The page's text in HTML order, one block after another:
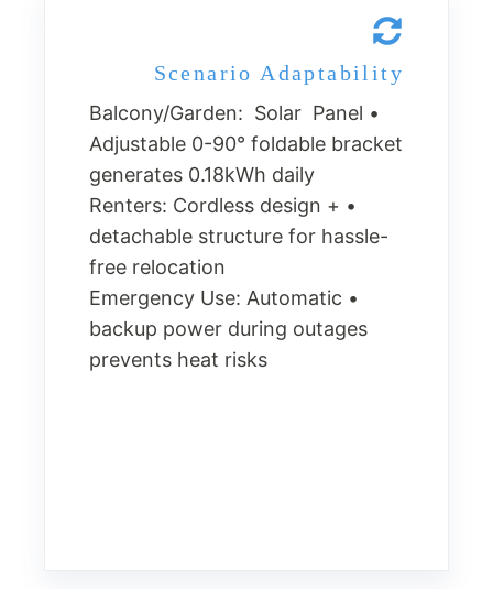
Scenario Adaptability
• Balcony/Garden: Solar Panel
Adjustable 0-90° foldable bracket
generates 0.18kWh daily
• Renters: Cordless design +
detachable structure for hassle-
free relocation
• Emergency Use: Automatic
backup power during outages
prevents heat risks